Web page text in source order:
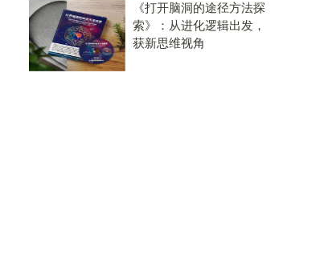
《打开脑洞的途径方法探
索》：从进化逻辑出发，
获新思维视角